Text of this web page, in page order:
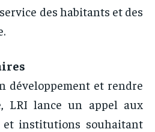
des habitants et des
développement et rendre
LRI lance un appel aux
et institutions souhaitant